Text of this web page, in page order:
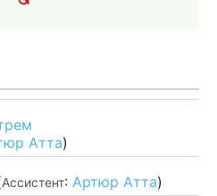
Атта)
Ассистент: Артюр Атта)